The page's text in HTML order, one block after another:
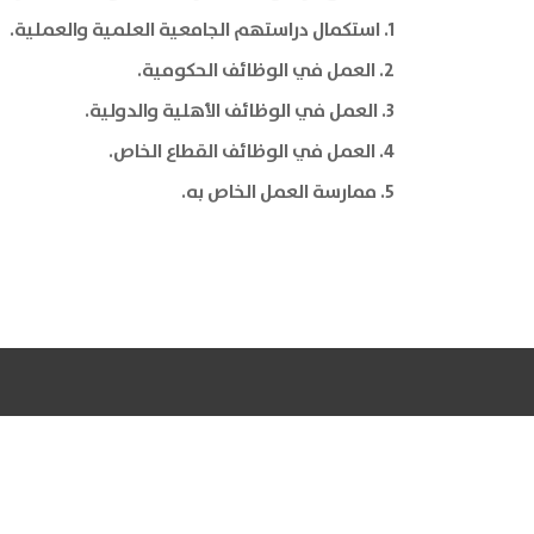
1. استكمال دراستهم الجامعية العلمية والعملية.
2. العمل في الوظائف الحكومية.
3. العمل في الوظائف الأهلية والدولية.
4. العمل في الوظائف القطاع الخاص.
5. ممارسة العمل الخاص به.